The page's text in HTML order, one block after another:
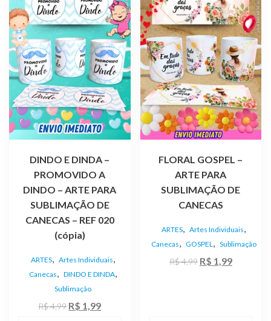
DINDO E DINDA –
PROMOVIDO A
DINDO – ARTE PARA
SUBLIMAÇÃO DE
CANECAS – REF 020
(cópia)
ARTES, Artes Individuais,
Canecas, DINDO E DINDA,
Sublimação
R$4,99 O
R$ 1,99O
FLORAL GOSPEL –
ARTE PARA
SUBLIMAÇÃO DE
CANECAS
ARTES, Artes Individuais,
Canecas, GOSPEL, Sublimação
R$4,99 O
R$ 1,99O